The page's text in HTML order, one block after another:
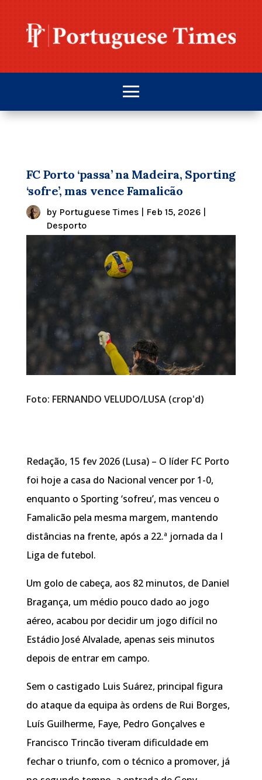
FC Porto ‘passa’ na Madeira, Sporting
‘sofre’, mas vence Famalicão
by Portuguese Times| Feb 15, 2026|
Desporto
Foto: FERNANDO VELUDO/LUSA (crop'd)
Redação, 15 fev 2026 (Lusa) – O líder FC Porto
foi hoje a casa do Nacional vencer por 1-0,
enquanto o Sporting ‘sofreu’, mas venceu o
Famalicão pela mesma margem, mantendo
distâncias na frente, após a 22.ª jornada da I
Liga de futebol.
Um golo de cabeça, aos 82 minutos, de Daniel
Bragança, um médio pouco dado ao jogo
aéreo, acabou por decidir um jogo difícil no
Estádio José Alvalade, apenas seis minutos
depois de entrar em campo.
Sem o castigado Luis Suárez, principal figura
do ataque da equipa às ordens de Rui Borges,
Luís Guilherme, Faye, Pedro Gonçalves e
Francisco Trincão tiveram dificuldade em
fechar o triunfo, com o técnico a promover, já